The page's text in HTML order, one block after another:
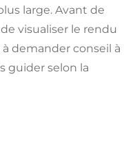
large. Avant de
visualiser le rendu
demander conseil à
guider selon la